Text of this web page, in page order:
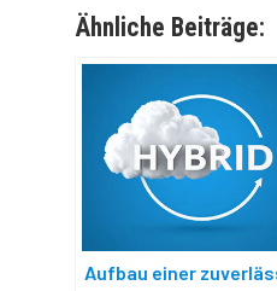
Ähnliche Beiträge:
Aufbau einer